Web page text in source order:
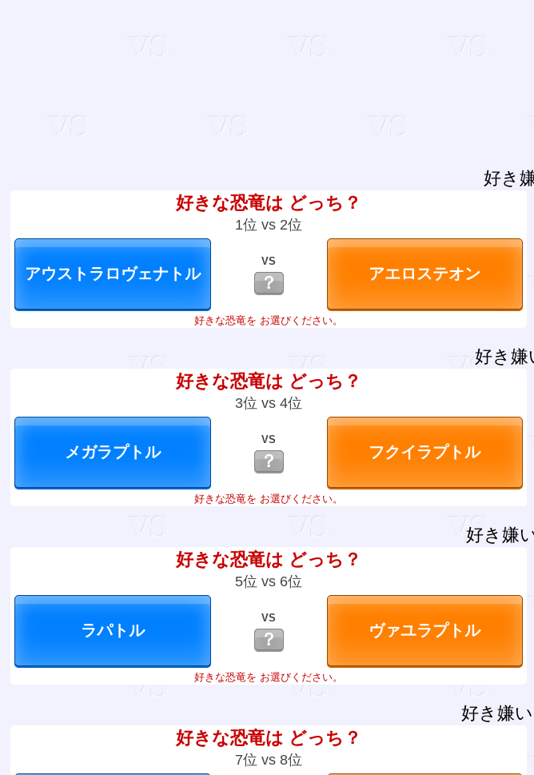
好き
好きな恐竜は どっち？
1位 vs 2位
VS
？
好きな恐竜を お選びください。
好き嫌
好きな恐竜は どっち？
3位 vs 4位
VS
？
好きな恐竜を お選びください。
好き嫌
好きな恐竜は どっち？
5位 vs 6位
VS
？
好きな恐竜を お選びください。
好き嫌
好きな恐竜は どっち？
7位 vs 8位